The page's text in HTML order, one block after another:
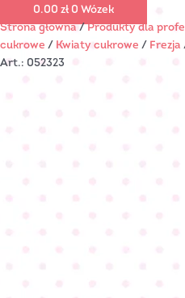
0.00 zł 0 Wózek
Strona główna / Produkty dla
cukrowe / Kwiaty cukrowe / Frezja
Art.: 052323